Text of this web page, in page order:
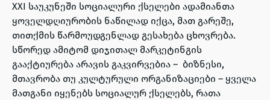
XXI საუკუნეში სოციალური ქსელები ადამიანთა
ყოველდღიურობის ნაწილად იქცა, მათ გარეშე,
თითქმის წარმოუდგენლად გესახება ცხოვრება.
სწორედ ამიტომ დიჯითალ მარკეტინგის
გააქტიურება არავის გაკვირვებია – ბიზნესი,
მთავრობა თუ კულტურული ორგანიზაციები – ყველა
მათგანი იყენებს სოციალურ ქსელებს, რათა